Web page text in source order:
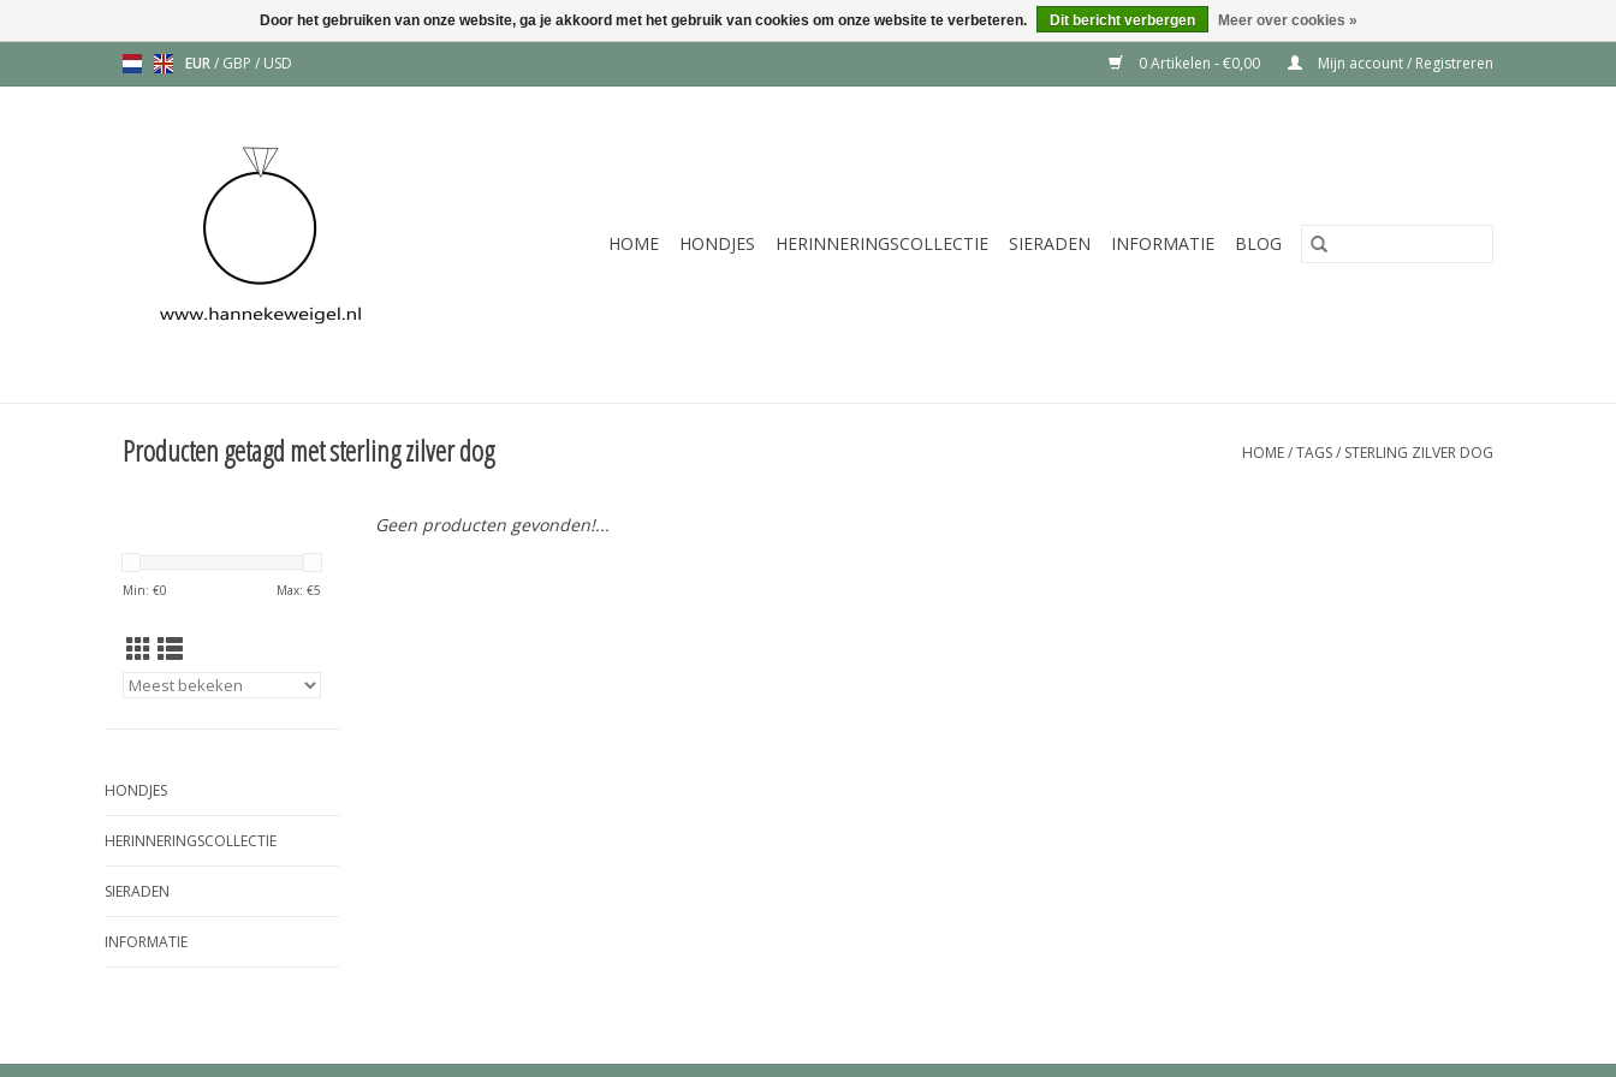
EUR/ GBP / USD 0 Artikelen - €0,00 Mijn account / Registreren
HOME HONDJES HERINNERINGSCOLLECTIE SIERADEN INFORMATIE BLOG
Producten getagd met sterling zilver dog HOME/TAGS/ STERLING ZILVER DOG
Min: €0 Max: €5
HONDJES
HERINNERINGSCOLLECTIE
SIERADEN
INFORMATIE
Geen producten gevonden!...
Door het gebruiken van onze website, ga je akkoord met het gebruik van cookies om onze website te verbeteren. Dit bericht verbergen Meer over cookies »